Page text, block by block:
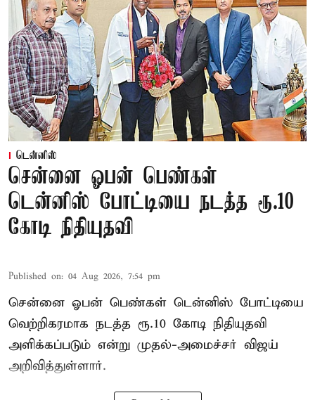
டென்னிஸ்
சென்னை ஓபன் பெண்கள்
டென்னிஸ் போட்டியை நடத்த ரூ.10
கோடி நிதியுதவி
Published on: 04 Aug 2026, 7:54 pm
சென்னை ஓபன் பெண்கள் டென்னிஸ் போட்டியை
வெற்றிகரமாக நடத்த ரூ.10 கோடி நிதியுதவி
அளிக்கப்படும் என்று முதல்-அமைச்சர் விஜய்
அறிவித்துள்ளார்.